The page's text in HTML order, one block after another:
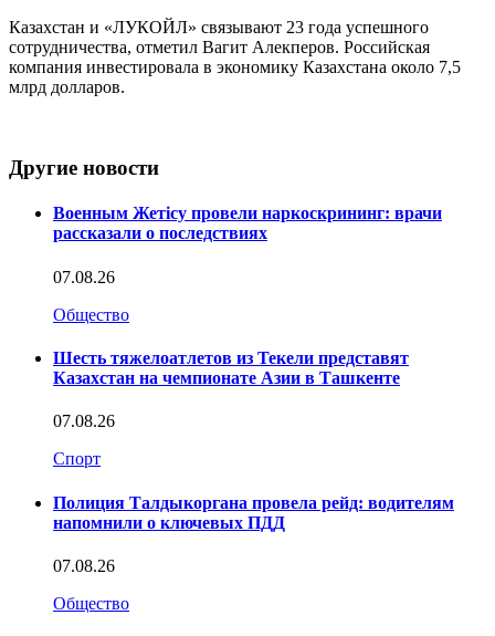
Казахстан и «ЛУКОЙЛ» связывают 23 года успешного
сотрудничества, отметил Вагит Алекперов. Российская
компания инвестировала в экономику Казахстана около 7,5
млрд долларов.
Другие новости
Военным Жетісу провели наркоскрининг: врачи
рассказали о последствиях
07.08.26
Общество
Шесть тяжелоатлетов из Текели представят
Казахстан на чемпионате Азии в Ташкенте
07.08.26
Спорт
Полиция Талдыкоргана провела рейд: водителям
напомнили о ключевых ПДД
07.08.26
Общество